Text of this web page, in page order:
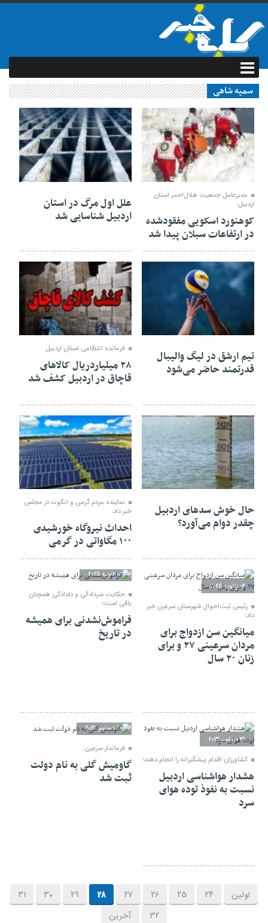
سمیه شاهی
مدیرعامل جمعیت هلال‌احمر استان
اردبیل:
کوهنورد اسکویی مفقودشده
در ارتفاعات سبلان پیدا شد
08 ژانویه 2025
علل اول مرگ در استان
اردبیل شناسایی شد
تیم ارشق در لیگ والیبال
قدرتمند حاضر می‌شود
08 ژانویه 2025
فرمانده انتظامی استان اردبیل
۲۸ میلیاردریال کالاهای
قاچاق در اردبیل کشف شد
06 ژانویه 2025
حال خوش سدهای اردبیل
چقدر دوام می‌آورد؟
04 ژانویه 2025
نماینده مردم گرمی و انگوت در مجلس
خبر داد:
احداث نیروگاه خورشیدی
۱۰۰ مگاواتی در گرمی
04 ژانویه 2025
رئیس ثبت‌احوال شهرستان سرعین خبر
داد:
میانگین سن ازدواج برای
مردان سرعینی ۲۷ و برای
زنان ۲۰ سال
02 ژانویه 2025
حکایت سَردادگی و دلدادگی همچنان
باقی است؛
فراموش‌نشدنی برای همیشه
در تاریخ
31 دسامبر 2024
کشاورزان اقدام پیشگیرانه را انجام دهند؛
هشدار هواشناسی اردبیل
نسبت به نفوذ توده هوای
سرد
28 دسامبر 2024
فرماندار سرعین:
گاومیش گلی به نام دولت
ثبت شد
اولین 24
25
26
27
28
29
30
31
32
آخرین